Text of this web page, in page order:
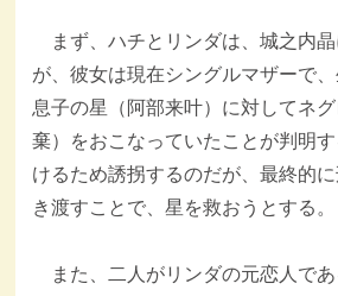
まず、ハチとリンダは、城之内
が、彼女は現在シングルマザーで
息子の星（阿部来叶）に対してネ
棄）をおこなっていたことが判明
けるため誘拐するのだが、最終的に
き渡すことで、星を救おうとする。
また、二人がリンダの元恋人で